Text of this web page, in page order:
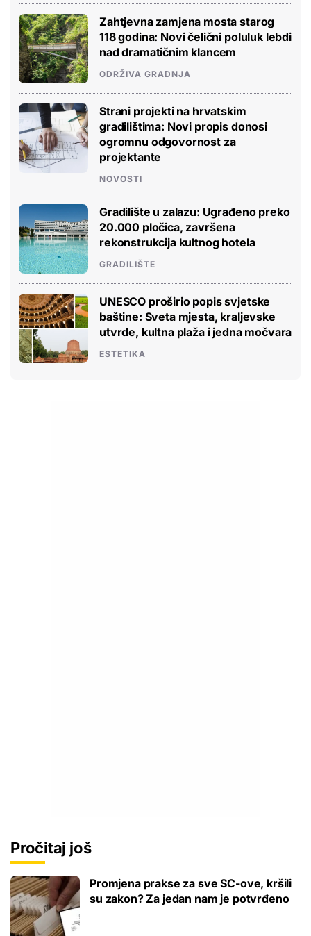
Zahtjevna zamjena mosta starog
118 godina: Novi čelični poluluk lebdi
nad dramatičnim klancem
ODRŽIVA GRADNJA
Strani projekti na hrvatskim
gradilištima: Novi propis donosi
ogromnu odgovornost za
projektante
NOVOSTI
Gradilište u zalazu: Ugrađeno preko
20.000 pločica, završena
rekonstrukcija kultnog hotela
GRADILIŠTE
UNESCO proširio popis svjetske
baštine: Sveta mjesta, kraljevske
utvrde, kultna plaža i jedna močvara
ESTETIKA
Pročitaj još
Promjena prakse za sve SC-ove, kršili
su zakon? Za jedan nam je potvrđeno